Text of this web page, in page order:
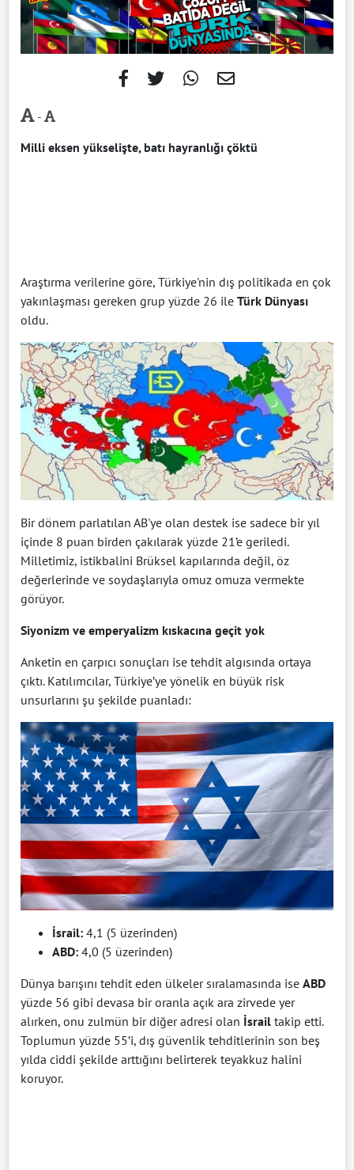
-
Milli eksen yükselişte, batı hayranlığı çöktü
Araştırma verilerine göre, Türkiye'nin dış politikada en çok
yakınlaşması gereken grup yüzde 26 ile Türk Dünyası
oldu.
Bir dönem parlatılan AB'ye olan destek ise sadece bir yıl
içinde 8 puan birden çakılarak yüzde 21’e geriledi.
Milletimiz, istikbalini Brüksel kapılarında değil, öz
değerlerinde ve soydaşlarıyla omuz omuza vermekte
görüyor.
Siyonizm ve emperyalizm kıskacına geçit yok
Anketin en çarpıcı sonuçları ise tehdit algısında ortaya
çıktı. Katılımcılar, Türkiye’ye yönelik en büyük risk
unsurlarını şu şekilde puanladı:
İsrail: 4,1 (5 üzerinden)
ABD: 4,0 (5 üzerinden)
Dünya barışını tehdit eden ülkeler sıralamasında ise ABD
yüzde 56 gibi devasa bir oranla açık ara zirvede yer
alırken, onu zulmün bir diğer adresi olan İsrail takip etti.
Toplumun yüzde 55’i, dış güvenlik tehditlerinin son beş
yılda ciddi şekilde arttığını belirterek teyakkuz halini
koruyor.